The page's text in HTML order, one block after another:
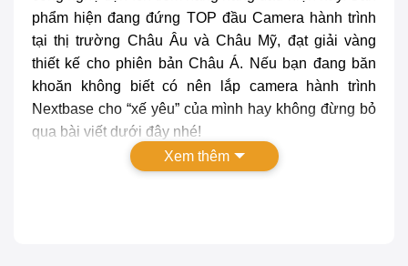
phẩm hiện đang đứng TOP đầu Camera hành trình
tại thị trường Châu Âu và Châu Mỹ, đạt giải vàng
thiết kế cho phiên bản Châu Á. Nếu bạn đang băn
khoăn không biết có nên lắp camera hành trình
Nextbase cho “xế yêu” của mình hay không đừng bỏ
qua bài viết dưới đây nhé!
Xem thêm